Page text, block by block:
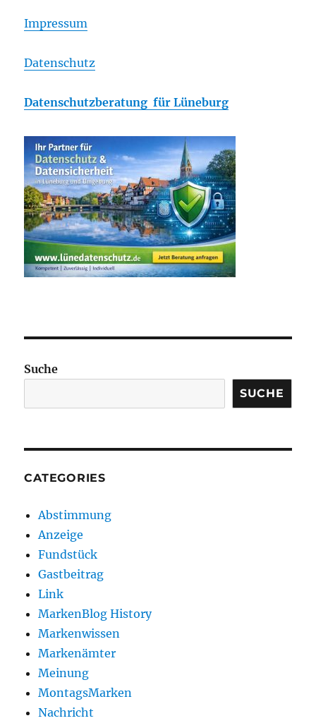
Impressum
Datenschutz
Datenschutzberatung für Lüneburg
Suche
SUCHE
CATEGORIES
Abstimmung
Anzeige
Fundstück
Gastbeitrag
Link
MarkenBlog History
Markenwissen
Markenämter
Meinung
MontagsMarken
Nachricht